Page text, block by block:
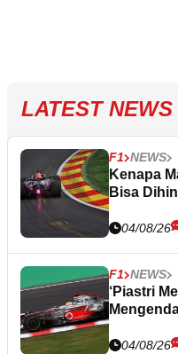
LATEST NEWS
F1 NEWS
Kenapa
Bisa
04/08/26
F1 NEWS
‘Piastri
04/08/26